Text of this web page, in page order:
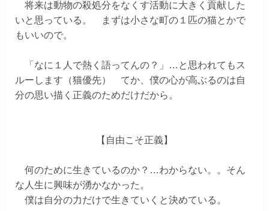
将来は動物の殺処分をなくす活動に大きく貢献した
いと思っている。
まずは小さな町の１匹の猫とかで
もいいので。
「なに１人で熱く語ってんの？」
…と思われてもス
ルーします（猫優先） てか、僕の心が高ぶるのは自
分の思い描く正義のためだけだから。
【自由こそ正義】
何のために生きているのか？…わからない。。そん
な人生に興味が湧かなかった。
僕は自分の力だけで生きていくと決めている。